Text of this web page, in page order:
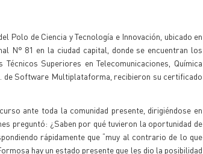
Polo de Ciencia y Tecnología e Innovación, ubicado en
N° 81 en la ciudad capital, donde se encuentran los
Superiores en Telecomunicaciones, Química
Software Multiplataforma, recibieron su certificado
ante toda la comunidad presente, dirigiéndose en
preguntó: ¿Saben por qué tuvieron la oportunidad de
rápidamente que “muy al contrario de lo que
hay un estado presente que les dio la posibilidad